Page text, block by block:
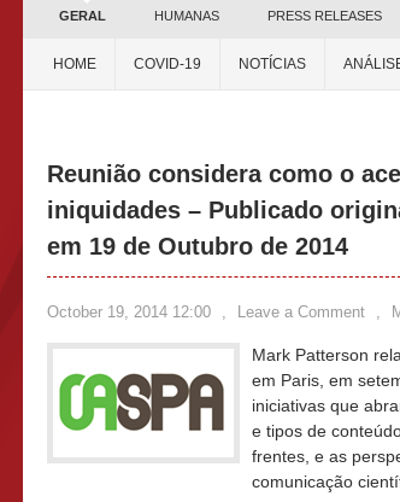
GERAL HUMANAS PRESS RELEASES
HOME COVID-19 NOTÍCIAS
Reunião considera como o
iniquidades – Publicado
em 19 de Outubro de 2014
October 19, 2014 12:00 , Leave a Comment ,
Mark Patterson
em Paris, em
iniciativas que
e tipos de
frentes, e as
comunicação